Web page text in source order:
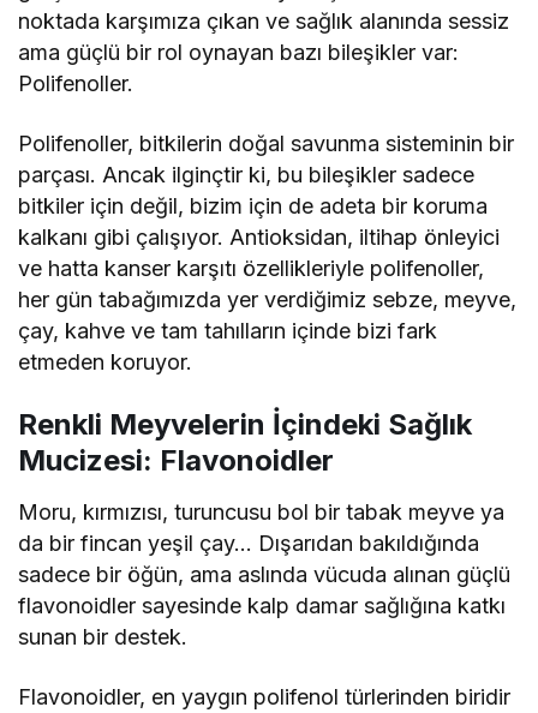
noktada karşımıza çıkan ve sağlık alanında sessiz
ama güçlü bir rol oynayan bazı bileşikler var:
Polifenoller.
Polifenoller, bitkilerin doğal savunma sisteminin bir
parçası. Ancak ilginçtir ki, bu bileşikler sadece
bitkiler için değil, bizim için de adeta bir koruma
kalkanı gibi çalışıyor. Antioksidan, iltihap önleyici
ve hatta kanser karşıtı özellikleriyle polifenoller,
her gün tabağımızda yer verdiğimiz sebze, meyve,
çay, kahve ve tam tahılların içinde bizi fark
etmeden koruyor.
Renkli Meyvelerin İçindeki Sağlık
Mucizesi: Flavonoidler
Moru, kırmızısı, turuncusu bol bir tabak meyve ya
da bir fincan yeşil çay… Dışarıdan bakıldığında
sadece bir öğün, ama aslında vücuda alınan güçlü
flavonoidler sayesinde kalp damar sağlığına katkı
sunan bir destek.
Flavonoidler, en yaygın polifenol türlerinden biridir